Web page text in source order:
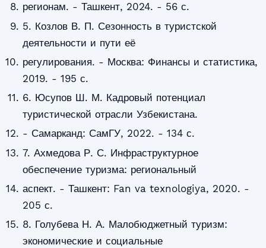
регионам. - Ташкент, 2024. - 56 с.
5. Козлов В. П. Сезонность в туристской
деятельности и пути её
регулирования. - Москва: Финансы и статистика,
2019. - 195 с.
6. Юсупов Ш. М. Кадровый потенциал
туристической отрасли Узбекистана.
- Самарканд: СамГУ, 2022. - 134 с.
7. Ахмедова Р. С. Инфраструктурное
обеспечение туризма: региональный
аспект. - Ташкент: Fan va texnologiya, 2020. -
205 с.
8. Голубева Н. А. Малобюджетный туризм:
экономические и социальные